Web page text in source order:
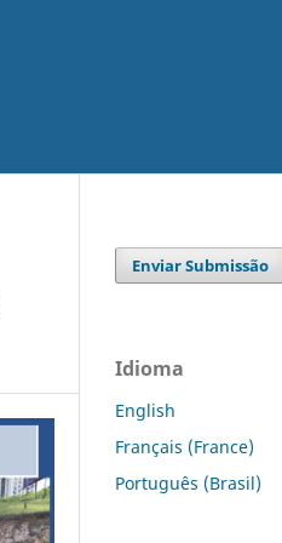
Enviar Submissão
Idioma
English
Français (France)
Português (Brasil)